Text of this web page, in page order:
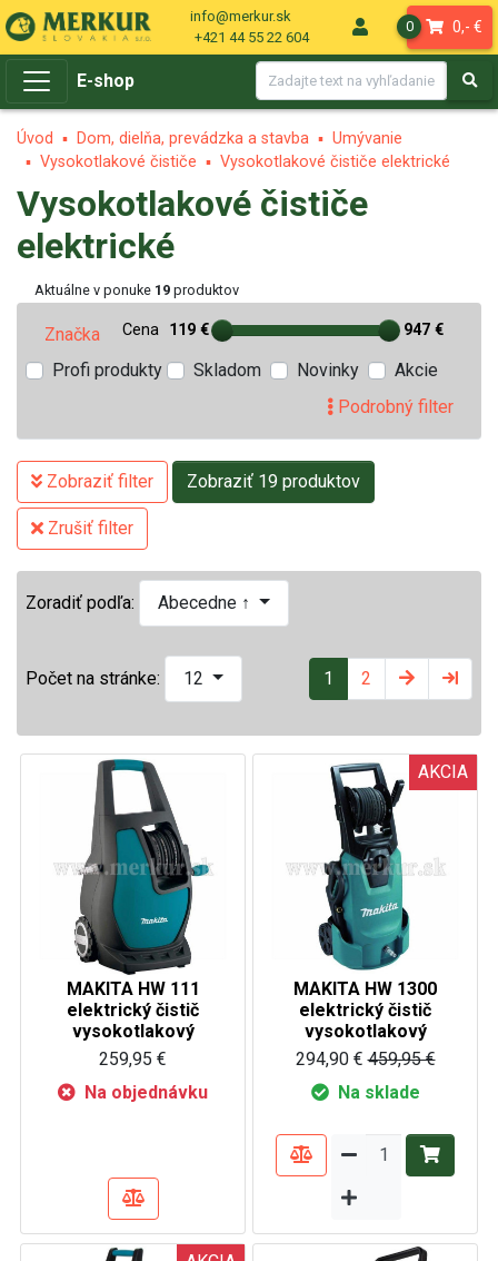
info@merkur.sk
+421 44 55 22 604
0 0,- €
E-shop
Úvod Dom, dielňa, prevádzka a stavba
Umývanie
Vysokotlakové čističe
Vysokotlakové čističe elektrické
Vysokotlakové čističe
elektrické
Aktuálne v ponuke 19 produktov
Značka Cena 119 € 947 €
Profi produkty Skladom Novinky
Akcie
Podrobný filter
Zobraziť filter Zobraziť 19 produktov
Zrušiť filter
Zoradiť podľa: Abecedne ↑
Počet na stránke: 12 1 2
MAKITA HW 111
elektrický čistič
vysokotlakový
259,95 €
Na objednávku
AKCIA
MAKITA HW 1300
elektrický čistič
vysokotlakový
294,90 € 459,95 €
Na sklade